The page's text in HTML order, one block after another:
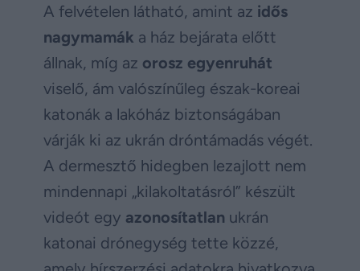
A felvételen látható, amint az idős
nagymamák a ház bejárata előtt
állnak, míg az orosz egyenruhát
viselő, ám valószínűleg észak-koreai
katonák a lakóház biztonságában
várják ki az ukrán dróntámadás végét.
A dermesztő hidegben lezajlott nem
mindennapi „kilakoltatásról” készült
videót egy azonosítatlan ukrán
katonai drónegység tette közzé,